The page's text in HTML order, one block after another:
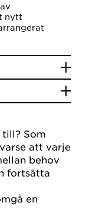
till? Som
att varje
behov
fortsätta
en
nytt